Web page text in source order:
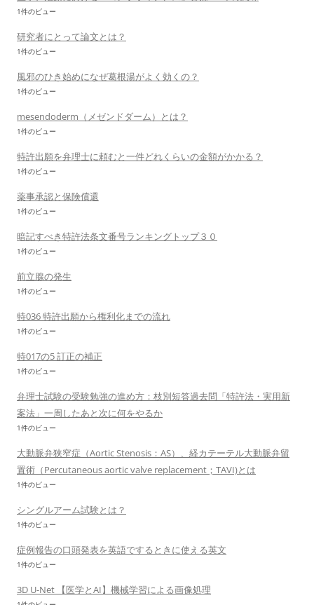
1件のビュー
研究者にとって論文とは？
1件のビュー
風邪のひき始めになぜ葛根湯がよく効くの？
1件のビュー
mesendoderm（メゼンドダーム）とは？
1件のビュー
特許出願を弁理士に頼むと一件どれくらいの金額がかかる？
1件のビュー
薬事承認と保険償還
1件のビュー
暗記すべき特許法条文番号ランキングトップ３０
1件のビュー
前立腺の発生
1件のビュー
特036 特許出願から権利化までの流れ
1件のビュー
特017の5 訂正の補正
1件のビュー
弁理士試験の受験勉強の進め方：枝別短答過去問「特許法・実用新
案法」一周したあと次に何をやるか
1件のビュー
大動脈弁狭窄症（Aortic Stenosis：AS）、経カテーテル大動脈弁留
置術（Percutaneous aortic valve replacement；TAVI)とは
1件のビュー
シングルアーム試験とは？
1件のビュー
症例報告の口頭発表を英語でするときに使える英文
1件のビュー
3D U-Net 【医学とAI】機械学習による画像処理